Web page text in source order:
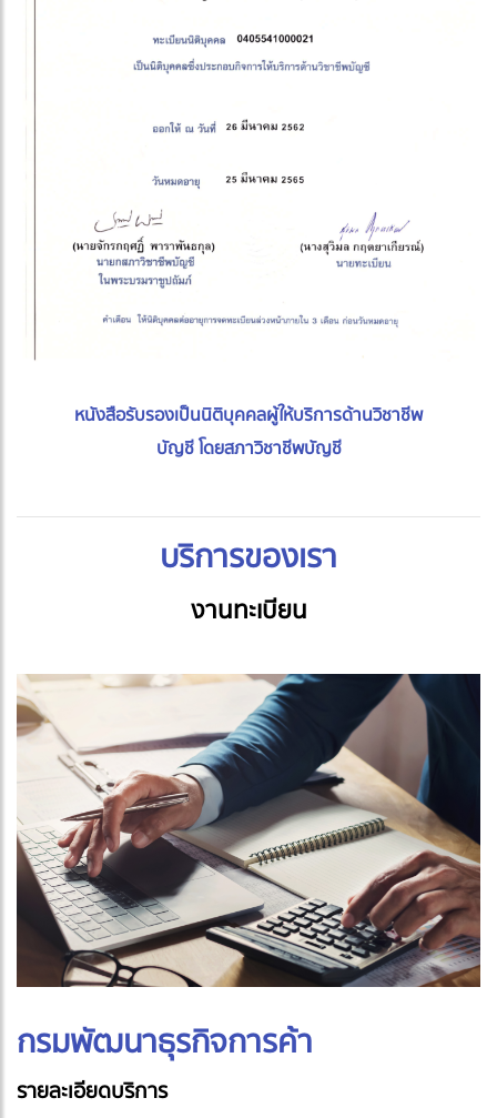
หนังสือรับรองเป็นนิติบุคคลผู้ให้บริการด้านวิชาชีพ
บัญชี โดยสภาวิชาชีพบัญชี
บริการของเรา
งานทะเบียน
กรมพัฒนาธุรกิจการค้า
รายละเอียดบริการ